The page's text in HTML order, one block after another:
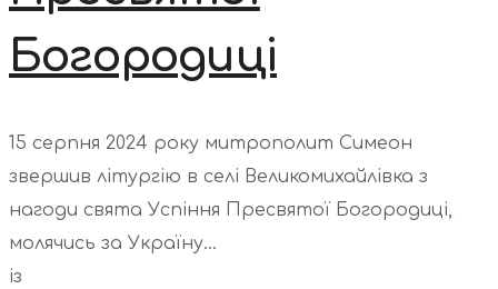
Богородиці
15 серпня 2024 року митрополит Симеон
звершив літургію в селі Великомихайлівка з
нагоди свята Успіння Пресвятої Богородиці,
молячись за Україну...
із